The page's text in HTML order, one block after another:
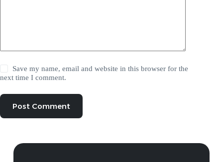
Save my name, email and website in this browser for the
next time I comment.
Post Comment